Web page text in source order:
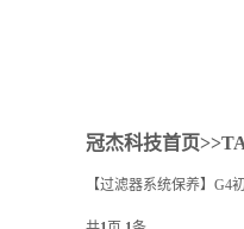
冠杰科技首页
【过滤器系统保养】G4